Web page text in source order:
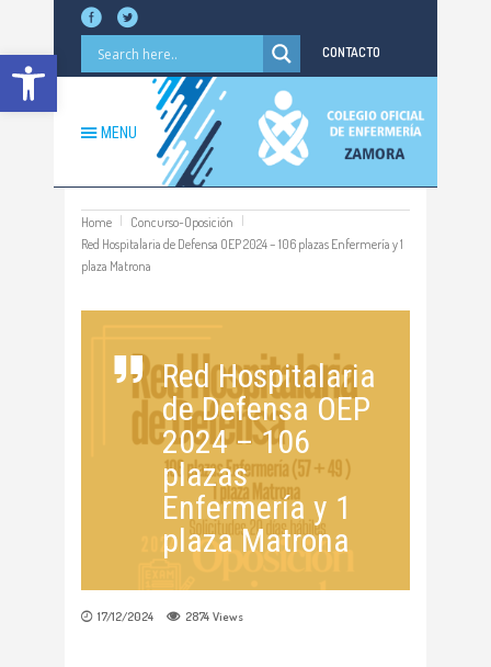
Abrir barra de herramientas CONTACTO
MENU
Home
Concurso-Oposición
Red Hospitalaria de Defensa OEP 2024 – 106 plazas Enfermería y 1
plaza Matrona
Red Hospitalaria
de Defensa OEP
2024 – 106
plazas
Enfermería y 1
plaza Matrona
17/12/2024 2874 Views